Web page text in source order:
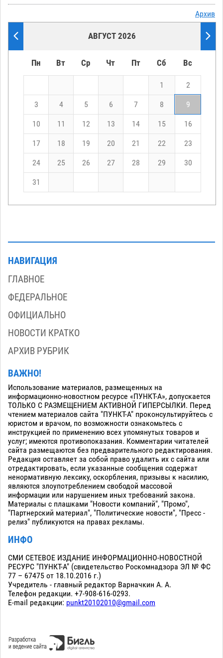
Архив
АВГУСТ 2026
Пн Вт Ср Чт Пт Сб Вс
1 2
3 4 5 6 7 8 9
10 11 12 13 14 15 16
17 18 19 20 21 22 23
24 25 26 27 28 29 30
31
НАВИГАЦИЯ
ГЛАВНОЕ
ФЕДЕРАЛЬНОЕ
ОФИЦИАЛЬНО
НОВОСТИ КРАТКО
АРХИВ РУБРИК
ВАЖНО!
Использование материалов, размещенных на
информационно-новостном ресурсе «ПУНКТ-А», допускается
ТОЛЬКО С РАЗМЕЩЕНИЕМ АКТИВНОЙ ГИПЕРСЫЛКИ. Перед
чтением материалов сайта "ПУНКТ-А" проконсультируйтесь с
юристом и врачом, по возможности ознакомьтесь с
инструкцией по применению всех упомянутых товаров и
услуг; имеются противопоказания. Комментарии читателей
сайта размещаются без предварительного редактирования.
Редакция оставляет за собой право удалить их с сайта или
отредактировать, если указанные сообщения содержат
ненормативную лексику, оскорбления, призывы к насилию,
являются злоупотреблением свободой массовой
информации или нарушением иных требований закона.
Материалы с плашками "Новости компаний", "Промо",
"Партнерский материал", "Политические новости", "Пресс -
релиз" публикуются на правах рекламы.
ИНФО
СМИ СЕТЕВОЕ ИЗДАНИЕ ИНФОРМАЦИОННО-НОВОСТНОЙ
РЕСУРС "ПУНКТ-А" (свидетельство Роскомнадзора ЭЛ № ФС
77 – 67475 от 18.10.2016 г.)
Учредитель - главный редактор Варначкин А. А.
Телефон редакции. +7-908-616-0293.
E-mail редакции: punkt20102010@gmail.com